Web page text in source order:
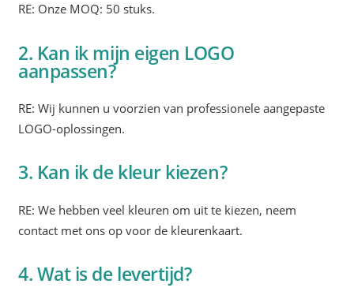
RE: Onze MOQ: 50 stuks.
2. Kan ik mijn eigen LOGO
aanpassen?
RE: Wij kunnen u voorzien van professionele aangepaste
LOGO-oplossingen.
3. Kan ik de kleur kiezen?
RE: We hebben veel kleuren om uit te kiezen, neem
contact met ons op voor de kleurenkaart.
4. Wat is de levertijd?